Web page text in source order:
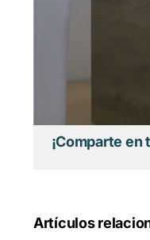
¡Comparte
Artículos